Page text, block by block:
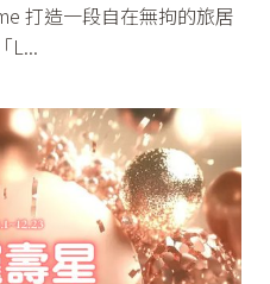
打造一段自在無拘的旅居
L...